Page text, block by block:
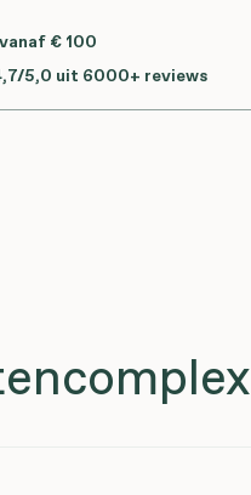
€ 100
5,0 uit 6000+ reviews